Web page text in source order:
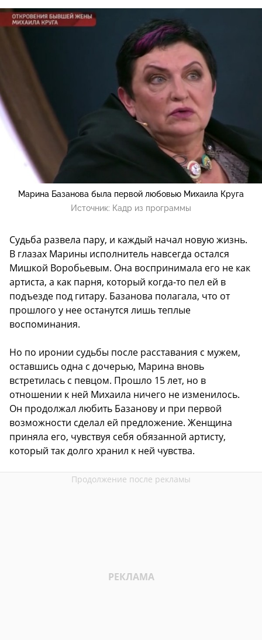
Марина Базанова была первой любовью Михаила Круга
Источник: Кадр из программы
Судьба развела пару, и каждый начал новую жизнь.
В глазах Марины исполнитель навсегда остался
Мишкой Воробьевым. Она воспринимала его не как
артиста, а как парня, который когда-то пел ей в
подъезде под гитару. Базанова полагала, что от
прошлого у нее останутся лишь теплые
воспоминания.
Но по иронии судьбы после расставания с мужем,
оставшись одна с дочерью, Марина вновь
встретилась с певцом. Прошло 15 лет, но в
отношении к ней Михаила ничего не изменилось.
Он продолжал любить Базанову и при первой
возможности сделал ей предложение. Женщина
приняла его, чувствуя себя обязанной артисту,
который так долго хранил к ней чувства.